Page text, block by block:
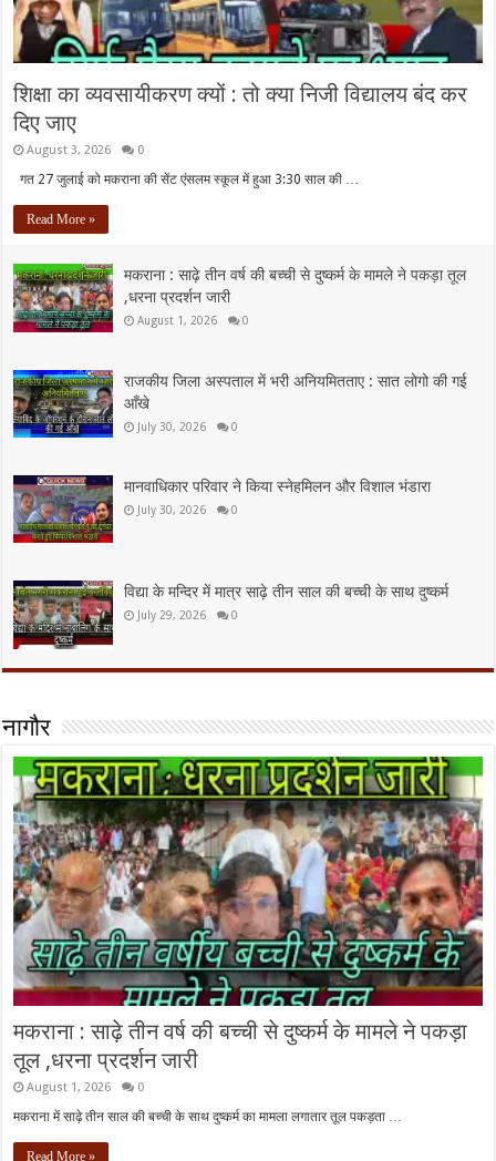
शिक्षा का व्यवसायीकरण क्यों : तो क्या निजी विद्यालय बंद कर
दिए जाए
August 3, 2026 0
गत 27 जुलाई को मकराना की सेंट एंसलम स्कूल में हुआ 3:30 साल की …
Read More »
मकराना : साढ़े तीन वर्ष की बच्ची से दुष्कर्म के मामले ने पकड़ा तूल
,धरना प्रदर्शन जारी
August 1, 2026 0
राजकीय जिला अस्पताल में भरी अनियमितताए : सात लोगो की गई
आँखे
July 30, 2026 0
मानवाधिकार परिवार ने किया स्नेहमिलन और विशाल भंडारा
July 30, 2026 0
विद्या के मन्दिर में मात्र साढ़े तीन साल की बच्ची के साथ दुष्कर्म
July 29, 2026 0
नागौर
मकराना : साढ़े तीन वर्ष की बच्ची से दुष्कर्म के मामले ने पकड़ा
तूल ,धरना प्रदर्शन जारी
August 1, 2026 0
मकराना में साढ़े तीन साल की बच्ची के साथ दुष्कर्म का मामला लगातार तूल पकड़ता …
Read More »